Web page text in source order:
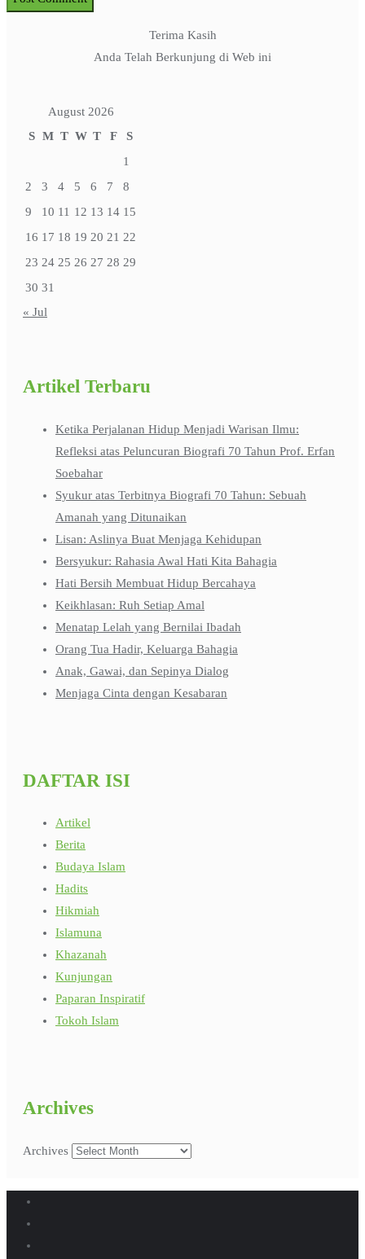
Terima Kasih
Anda Telah Berkunjung di Web ini
August 2026
S M T W T F
S
1
2
3 4 5 6 7
8
9
10 11 12 13 14 15
16 17 18 19 20 21 22
23 24 25 26 27 28 29
30 31
« Jul
Artikel Terbaru
Ketika Perjalanan Hidup Menjadi Warisan Ilmu:
Refleksi atas Peluncuran Biografi 70 Tahun Prof. Erfan
Soebahar
Syukur atas Terbitnya Biografi 70 Tahun: Sebuah
Amanah yang Ditunaikan
Lisan: Aslinya Buat Menjaga Kehidupan
Bersyukur: Rahasia Awal Hati Kita Bahagia
Hati Bersih Membuat Hidup Bercahaya
Keikhlasan: Ruh Setiap Amal
Menatap Lelah yang Bernilai Ibadah
Orang Tua Hadir, Keluarga Bahagia
Anak, Gawai, dan Sepinya Dialog
Menjaga Cinta dengan Kesabaran
DAFTAR ISI
Artikel
Berita
Budaya Islam
Hadits
Hikmiah
Islamuna
Khazanah
Kunjungan
Paparan Inspiratif
Tokoh Islam
Archives
Archives